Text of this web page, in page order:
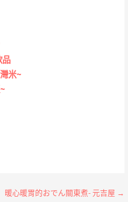
品
米~
暖心暖胃的おでん關東煮- 元吉屋 →